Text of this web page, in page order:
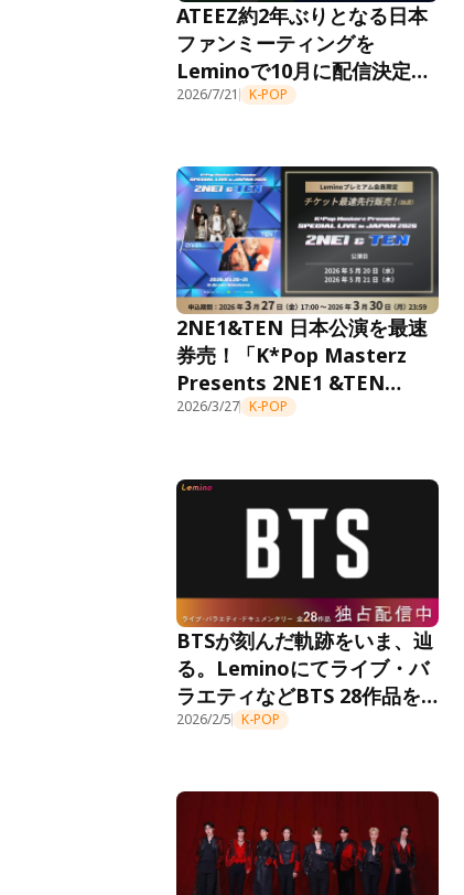
ATEEZ約2年ぶりとなる日本
ファンミーティングを
Leminoで10月に配信決定！
ドコモ MAX／ドコモ ポイ活
抽選プレゼントキャンペーン
も開始
2026/7/21 K-POP
2NE1&TEN 日本公演を最速
券売！「K*Pop Masterz
Presents 2NE1 &TEN
SPECIAL LIVE in JAPAN
2026/3/27 K-POP
BTSが刻んだ軌跡をいま、辿
る。Leminoにてライブ・バ
ラエティなどBTS 28作品を
独占配信中。2026年2月5日
2026/2/5 K-POP